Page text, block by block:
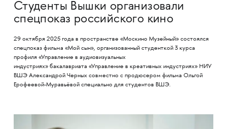
Студенты Вышки организовали
спецпоказ российского кино
29 октября 2025 года в пространстве «Москино Музейный» состоялся
спецпоказ фильма «Мой сын», организованный студенткой 3 курса
профиля «Управление в аудиовизуальных
индустриях» бакалавриата «Управление в креативных индустриях» НИУ
ВШЭ Александрой Черных совместно с продюсером фильма Ольгой
Ерофеевой-Муравьёвой специально для студентов ВШЭ.